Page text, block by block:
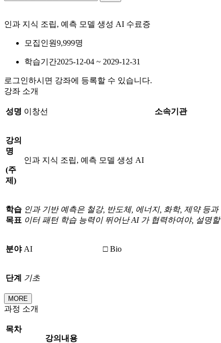
인과 지식 조립, 예측 모델 생성 AI 수료증
모집인원9,999명
학습기간2025-12-04 ~ 2029-12-31
로그인하시면 강좌에 등록할 수 있습니다.
강좌 소개
성명 이창선 소속기관
강의
명
(주
제 )
인과 지식 조립, 예측 모델 생성 AI
학습
목표
인과 기반 예측은 철강, 반도체, 에너지, 화학, 제약 등과
이터 패턴 학습 능력이 뛰어난 AI 가 협력하여야, 설명할
분야 AI □ Bio
단계 기초
MORE
과정 소개
목차
강의내용